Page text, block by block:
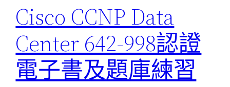
Cisco CCNP Data
Center 642-998認證
電子書及題庫練習